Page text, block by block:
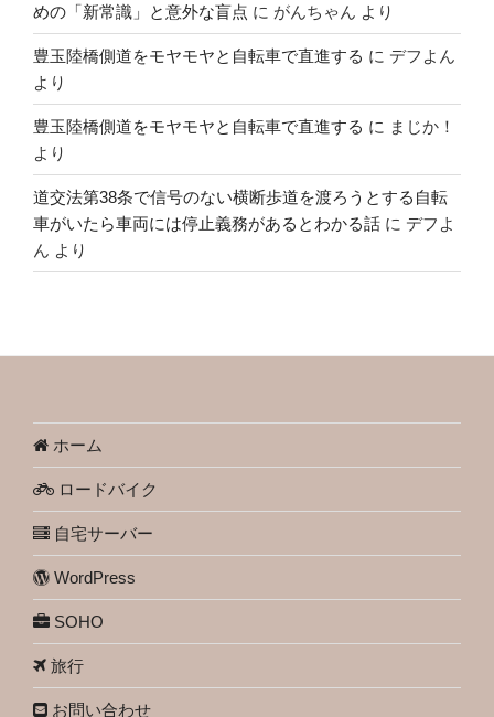
めの「新常識」と意外な盲点 に がんちゃん より
豊玉陸橋側道をモヤモヤと自転車で直進する に デフよん
より
豊玉陸橋側道をモヤモヤと自転車で直進する に まじか！
より
道交法第38条で信号のない横断歩道を渡ろうとする自転
車がいたら車両には停止義務があるとわかる話 に デフよ
ん より
ホーム
ロードバイク
自宅サーバー
WordPress
SOHO
旅行
お問い合わせ